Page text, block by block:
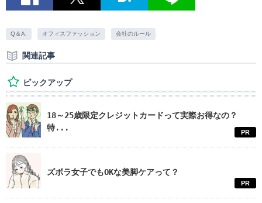
Q＆A. オフィスファッション 会社のルール
関連記事
ピックアップ
18～25歳限定クレジットカードって実際お得なの？
特...
PR
ズボラ女子でもOKな美脚ケアって？
PR